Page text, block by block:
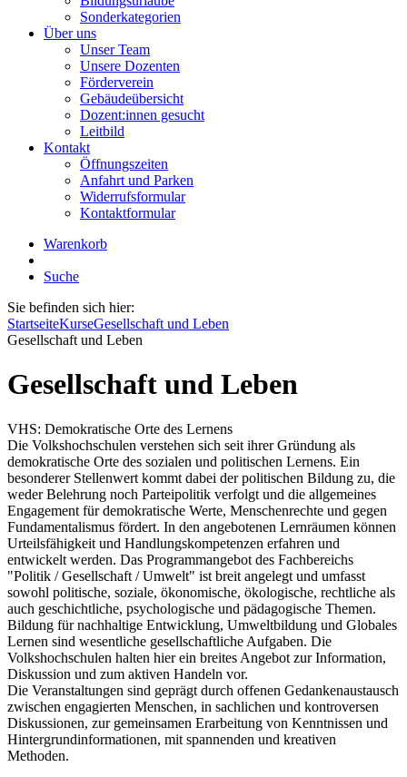
Sonderkategorien
Über uns
Unser Team
Unsere Dozenten
Förderverein
Gebäudeübersicht
Dozent:innen gesucht
Leitbild
Kontakt
Öffnungszeiten
Anfahrt und Parken
Widerrufsformular
Kontaktformular
Warenkorb
Suche
Sie befinden sich hier:
StartseiteKurseGesellschaft und Leben
Gesellschaft und Leben
Gesellschaft und Leben
VHS: Demokratische Orte des Lernens
Die Volkshochschulen verstehen sich seit ihrer Gründung als
demokratische Orte des sozialen und politischen Lernens. Ein
besonderer Stellenwert kommt dabei der politischen Bildung zu, die
weder Belehrung noch Parteipolitik verfolgt und die allgemeines
Engagement für demokratische Werte, Menschenrechte und gegen
Fundamentalismus fördert. In den angebotenen Lernräumen können
Urteilsfähigkeit und Handlungskompetenzen erfahren und
entwickelt werden. Das Programmangebot des Fachbereichs
"Politik / Gesellschaft / Umwelt" ist breit angelegt und umfasst
sowohl politische, soziale, ökonomische, ökologische, rechtliche als
auch geschichtliche, psychologische und pädagogische Themen.
Bildung für nachhaltige Entwicklung, Umweltbildung und Globales
Lernen sind wesentliche gesellschaftliche Aufgaben. Die
Volkshochschulen halten hier ein breites Angebot zur Information,
Diskussion und zum aktiven Handeln vor.
Die Veranstaltungen sind geprägt durch offenen Gedankenaustausch
zwischen engagierten Menschen, in sachlichen und kontroversen
Diskussionen, zur gemeinsamen Erarbeitung von Kenntnissen und
Hintergrundinformationen, mit spannenden und kreativen
Methoden.